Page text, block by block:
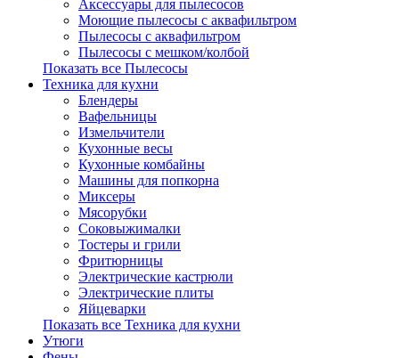
Аксессуары для пылесосов
Моющие пылесосы с аквафильтром
Пылесосы с аквафильтром
Пылесосы с мешком/колбой
Показать все Пылесосы
Техника для кухни
Блендеры
Вафельницы
Измельчители
Кухонные весы
Кухонные комбайны
Машины для попкорна
Миксеры
Мясорубки
Соковыжималки
Тостеры и грили
Фритюрницы
Электрические кастрюли
Электрические плиты
Яйцеварки
Показать все Техника для кухни
Утюги